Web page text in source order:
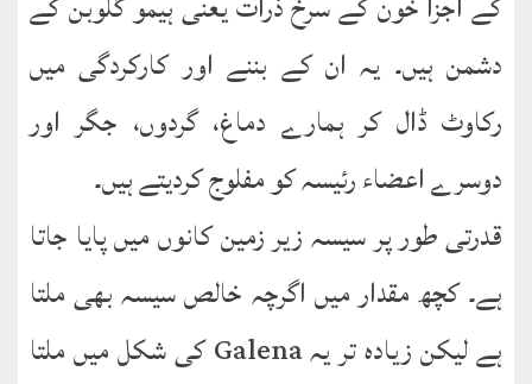
دشمن ہیں۔ یہ ان کے بننے اور کارکردگی میں
رکاوٹ ڈال کر ہمارے دماغ، گردوں، جگر اور
دوسرے اعضاء رئیسہ کو مفلوج کردیتے ہیں۔
قدرتی طور پر سیسہ زیر زمین کانوں میں پایا جاتا
ہے۔ کچھ مقدار میں اگرچہ خالص سیسہ بھی ملتا
ہے لیکن زیادہ تر یہ Galena کی شکل میں ملتا